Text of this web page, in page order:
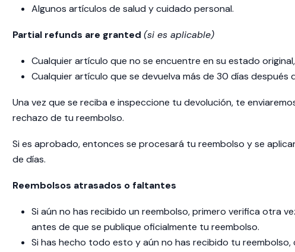
Algunos artículos de salud y cuidado personal.
Partial refunds are granted (si es aplicable)
Cualquier artículo que no se encuentre en su estado
Cualquier artículo que se devuelva más de 30 días después
Una vez que se reciba e inspeccione tu devolución, te
rechazo de tu reembolso.
Si es aprobado, entonces se procesará tu reembolso y se
de días.
Reembolsos atrasados ​​o faltantes
Si aún no has recibido un reembolso, primero verifica otra
antes de que se publique oficialmente tu reembolso.
Si has hecho todo esto y aún no has recibido tu